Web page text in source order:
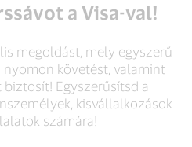
a Visa-val!
megoldást, mely egyszerű
nyomon követést, valamint
Egyszerűsítsd a
kisvállalkozások
számára!